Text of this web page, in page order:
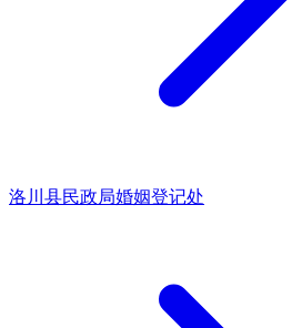
洛川县民政局婚姻登记处